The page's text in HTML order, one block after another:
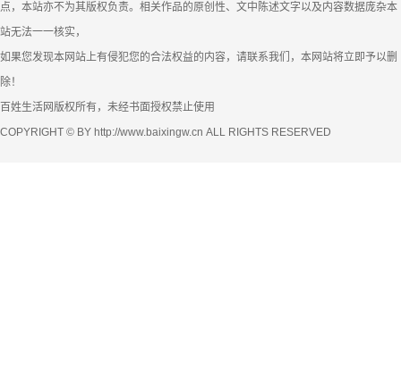
点，本站亦不为其版权负责。相关作品的原创性、文中陈述文字以及内容数据庞杂本
站无法一一核实，
如果您发现本网站上有侵犯您的合法权益的内容，请联系我们，本网站将立即予以删
除！
百姓生活网版权所有，未经书面授权禁止使用
COPYRIGHT © BY http://www.baixingw.cn ALL RIGHTS RESERVED